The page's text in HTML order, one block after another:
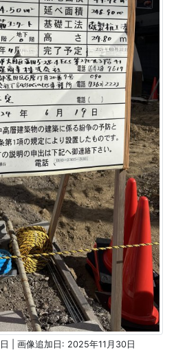
| 画像追加日: 2025年11月30日